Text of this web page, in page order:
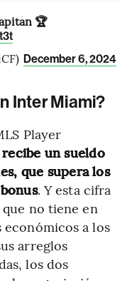
🏆
December 6, 2024
Inter Miami?
Player
un sueldo
que supera los
. Y esta cifra
no tiene en
a los
arreglos
los dos